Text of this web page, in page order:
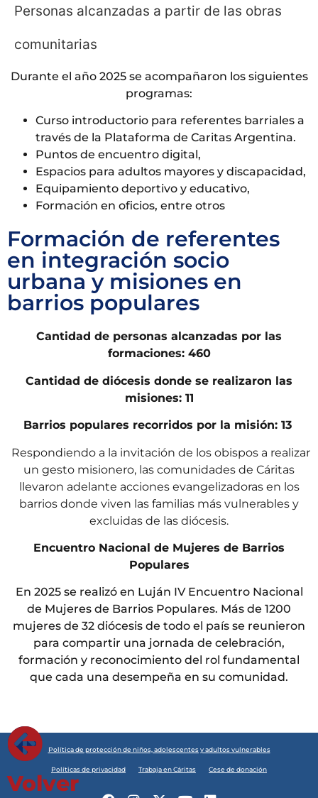
Personas alcanzadas a partir de las obras
comunitarias
Durante el año 2025 se acompañaron los siguientes
programas:
Curso introductorio para referentes barriales a
través de la Plataforma de Caritas Argentina.
Puntos de encuentro digital,
Espacios para adultos mayores y discapacidad,
Equipamiento deportivo y educativo,
Formación en oficios, entre otros
Formación de referentes
en integración socio
urbana y misiones en
barrios populares
Cantidad de personas alcanzadas por las
formaciones: 460
Cantidad de diócesis donde se realizaron las
misiones: 11
Barrios populares recorridos por la misión: 13
Respondiendo a la invitación de los obispos a realizar
un gesto misionero, las comunidades de Cáritas
llevaron adelante acciones evangelizadoras en los
barrios donde viven las familias más vulnerables y
excluidas de las diócesis.
Encuentro Nacional de Mujeres de Barrios
Populares
En 2025 se realizó en Luján IV Encuentro Nacional
de Mujeres de Barrios Populares. Más de 1200
mujeres de 32 diócesis de todo el país se reunieron
para compartir una jornada de celebración,
formación y reconocimiento del rol fundamental
que cada una desempeña en su comunidad.
Volver
Política de protección de niños, adolescentes y adultos vulnerables
Políticas de privacidad Trabaja en Cáritas Cese de donación